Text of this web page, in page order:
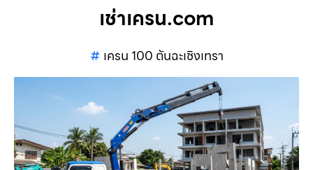
เช่าเครน.com
เครน 100 ตันฉะเชิงเทรา